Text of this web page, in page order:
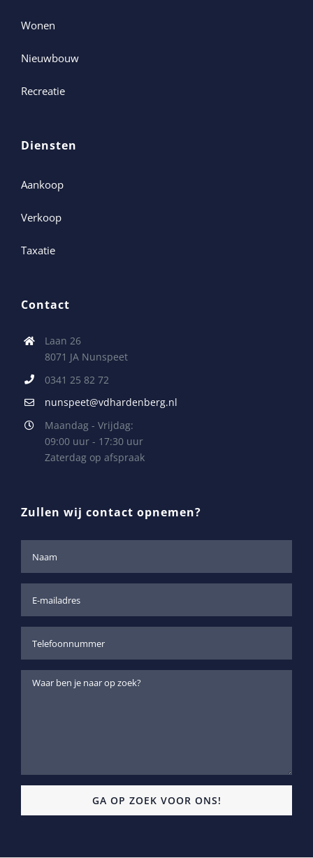
Wonen
Nieuwbouw
Recreatie
Diensten
Aankoop
Verkoop
Taxatie
Contact
Laan 26
8071 JA Nunspeet
0341 25 82 72
nunspeet@vdhardenberg.nl
Maandag - Vrijdag:
09:00 uur - 17:30 uur
Zaterdag op afspraak
Zullen wij contact opnemen?